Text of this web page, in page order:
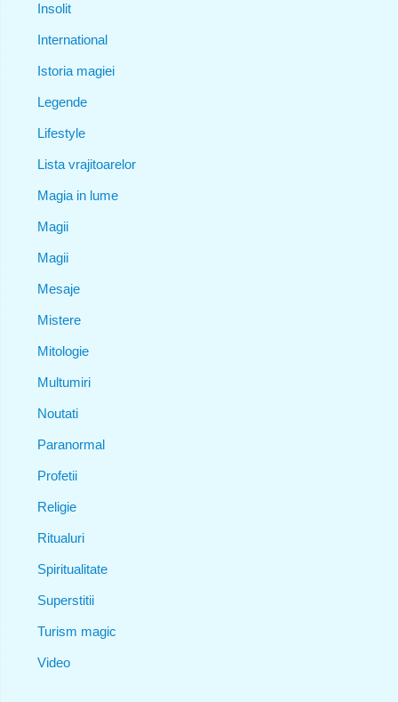
Insolit
International
Istoria magiei
Legende
Lifestyle
Lista vrajitoarelor
Magia in lume
Magii
Magii
Mesaje
Mistere
Mitologie
Multumiri
Noutati
Paranormal
Profetii
Religie
Ritualuri
Spiritualitate
Superstitii
Turism magic
Video